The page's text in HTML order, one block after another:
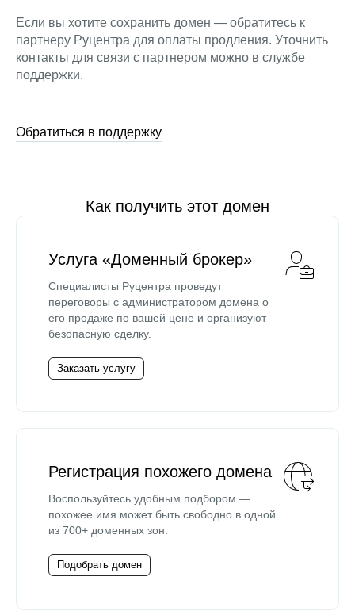
Если вы хотите сохранить домен — обратитесь к
партнеру Руцентра для оплаты продления. Уточнить
контакты для связи с партнером можно в службе
поддержки.
Обратиться в поддержку
Как получить этот домен
Услуга «Доменный брокер»
Специалисты Руцентра проведут
переговоры с администратором домена о
его продаже по вашей цене и организуют
безопасную сделку.
Заказать услугу
Регистрация похожего домена
Воспользуйтесь удобным подбором —
похожее имя может быть свободно в одной
из 700+ доменных зон.
Подобрать домен